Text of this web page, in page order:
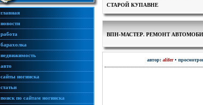
главная
новости
работа
барахолка
недвижимость
авто
сайты ногинска
статьи
поиск по сайтам ногинска
СТАРОЙ КУПАВНЕ
ВПН-МАСТЕР. РЕМОНТ
автор: alifer•